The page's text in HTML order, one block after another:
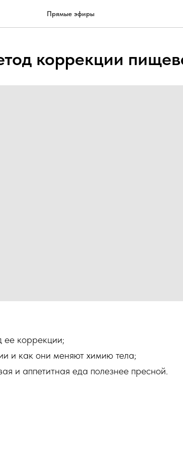
Прямые эфиры
коррекции
коррекции;
и как они меняют химию тела;
и аппетитная еда полезнее пресной.